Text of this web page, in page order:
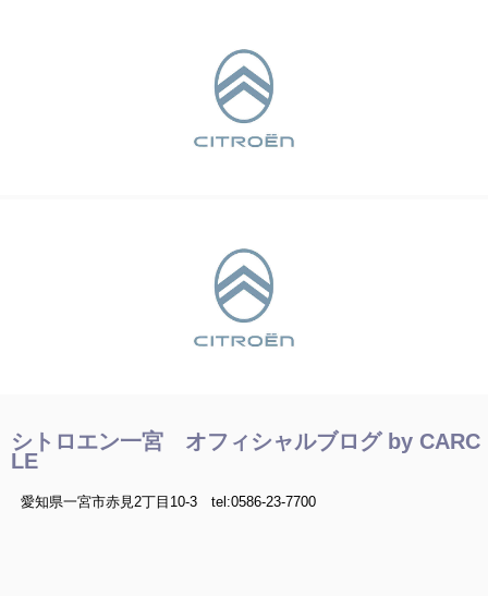
シトロエン一宮 オフィシャルブログ by CARC
LE
愛知県一宮市赤見2丁目10-3 tel:0586-23-7700